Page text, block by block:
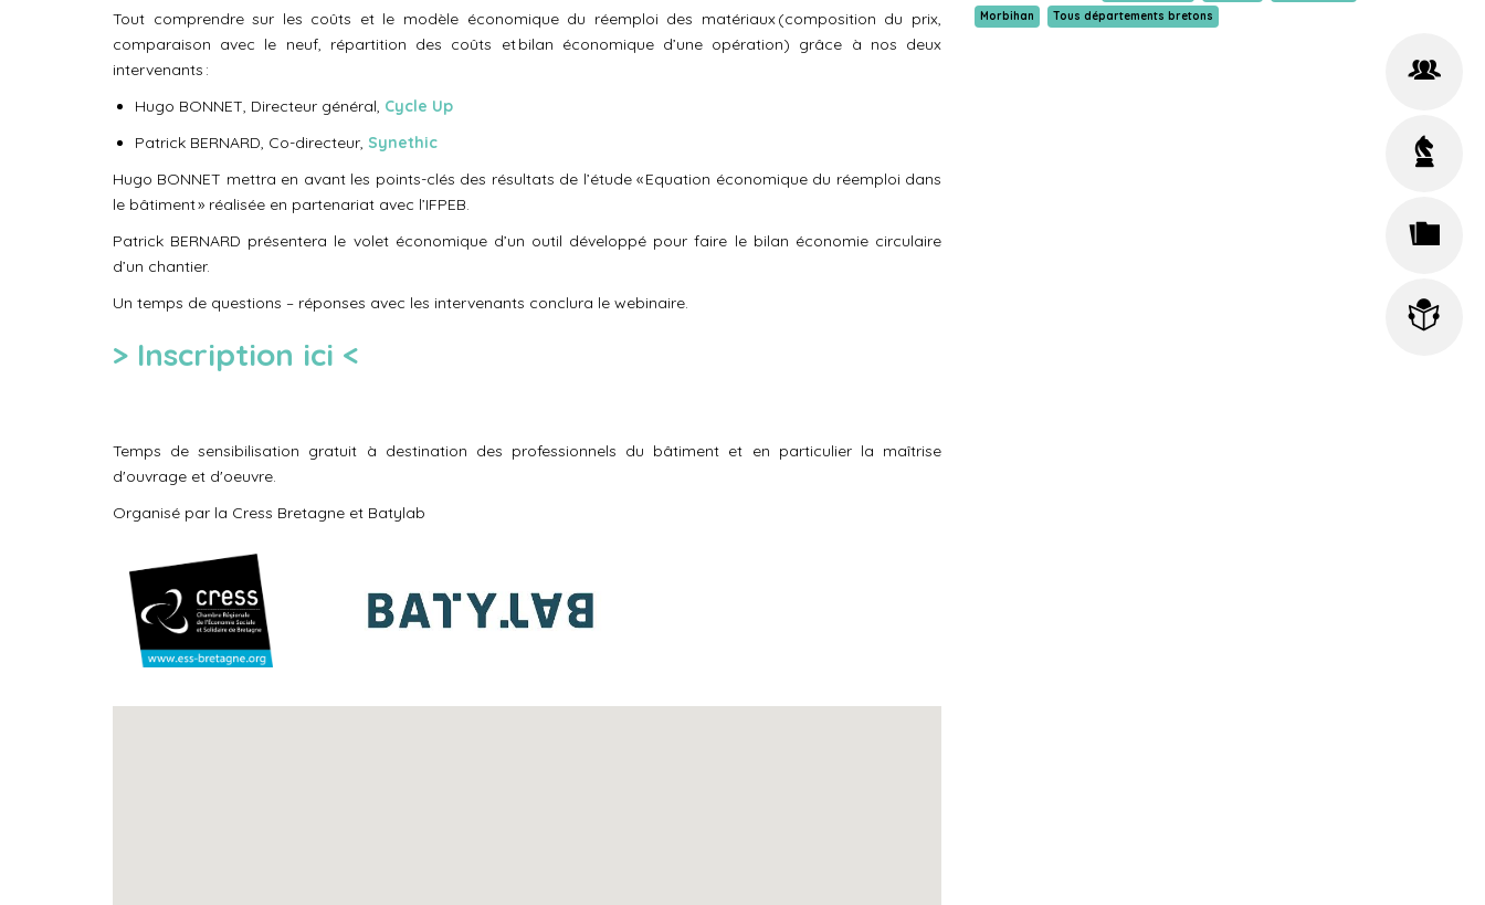
Tout comprendresur les coûts et le modèle économique du réemploi des matériaux (composition du prix,
comparaison avec le neuf, répartition des coûts et bilan économique d’une opération) grâce à nos deux
intervenants :
Hugo BONNET, Directeur général, Cycle Up
Patrick BERNARD, Co-directeur, Synethic
Hugo BONNET mettra en avant les points-clés des résultats de l’étude« Equation économique du réemploi dans
le bâtiment » réalisée en partenariat avec l’IFPEB.
Patrick BERNARD présentera le volet économiqued’un outil développé pour faire le bilan économie circulaire
d’un chantier.
Un temps de questions – réponses avec les intervenants conclura le webinaire.
> Inscription ici <
Temps de sensibilisation gratuit à destination des professionnels du bâtiment et en particulier la maîtrise
d'ouvrage et d'oeuvre.
Organisé par la Cress Bretagne et Batylab
Morbihan
Tous départements bretons